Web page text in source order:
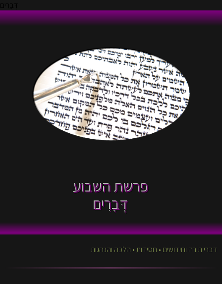
פרשת השבוע
דְּבָרִים
דברי תורה וחידושים • חסידות • הלכה והנהגות